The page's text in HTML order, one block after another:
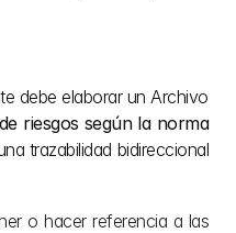
debe elaborar un Archivo
riesgos según la norma
trazabilidad bidireccional
o hacer referencia a las